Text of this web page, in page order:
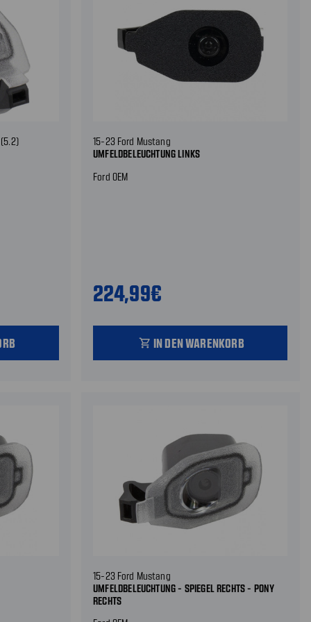
15-23 Ford Mustang
UMFELDBELEUCHTUNG LINKS
Ford OEM
224,99€
shopping_cart IN DEN WARENKORB
15-23 Ford Mustang
UMFELDBELEUCHTUNG - SPIEGEL RECHTS - PONY
RECHTS